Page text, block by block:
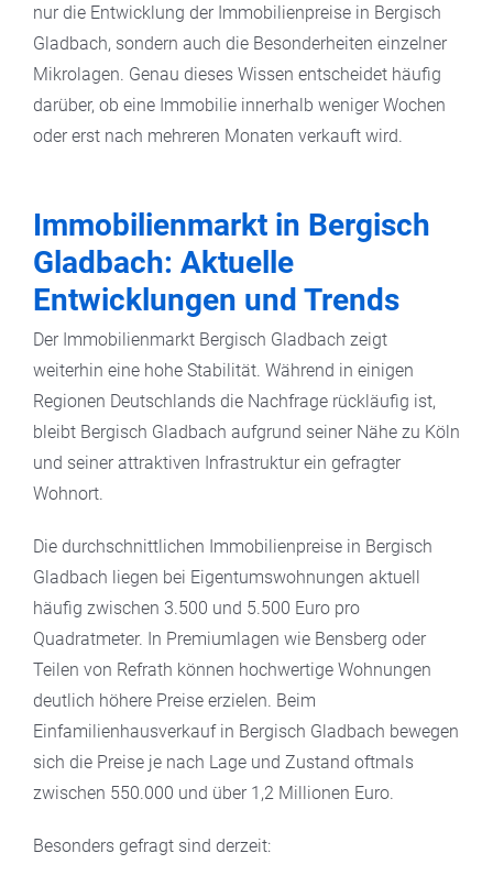
nur die Entwicklung der Immobilienpreise in Bergisch
Gladbach, sondern auch die Besonderheiten einzelner
Mikrolagen. Genau dieses Wissen entscheidet häufig
darüber, ob eine Immobilie innerhalb weniger Wochen
oder erst nach mehreren Monaten verkauft wird.
Immobilienmarkt in Bergisch
Gladbach: Aktuelle
Entwicklungen und Trends
Der Immobilienmarkt Bergisch Gladbach zeigt
weiterhin eine hohe Stabilität. Während in einigen
Regionen Deutschlands die Nachfrage rückläufig ist,
bleibt Bergisch Gladbach aufgrund seiner Nähe zu Köln
und seiner attraktiven Infrastruktur ein gefragter
Wohnort.
Die durchschnittlichen Immobilienpreise in Bergisch
Gladbach liegen bei Eigentumswohnungen aktuell
häufig zwischen 3.500 und 5.500 Euro pro
Quadratmeter. In Premiumlagen wie Bensberg oder
Teilen von Refrath können hochwertige Wohnungen
deutlich höhere Preise erzielen. Beim
Einfamilienhausverkauf in Bergisch Gladbach bewegen
sich die Preise je nach Lage und Zustand oftmals
zwischen 550.000 und über 1,2 Millionen Euro.
Besonders gefragt sind derzeit: